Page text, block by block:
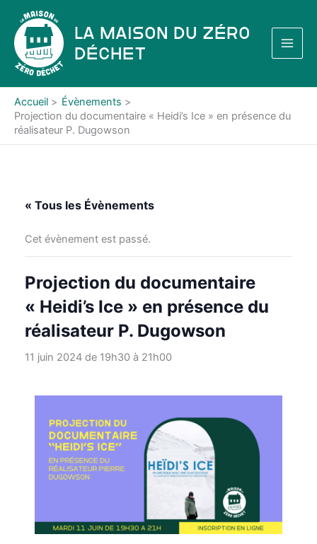
contenu
La Maison du Zéro
Déchet
Accueil
Évènements
Projection du documentaire « Heidi’s Ice » en présence du
réalisateur P. Dugowson
« Tous les Évènements
Cet évènement est passé.
Projection du documentaire
« Heidi’s Ice » en présence du
réalisateur P. Dugowson
11 juin 2024 de 19h30à 21h00